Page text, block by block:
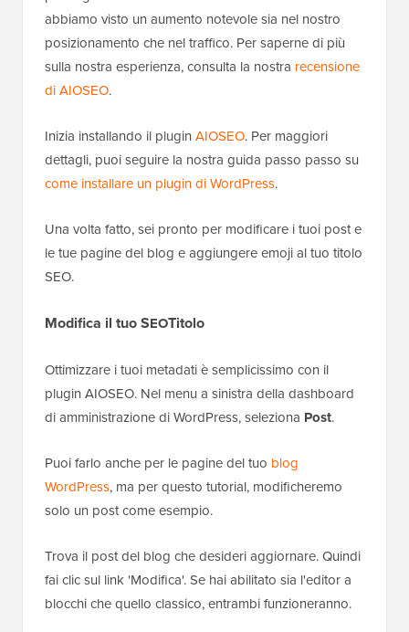
abbiamo visto un aumento notevole sia nel nostro
posizionamento che nel traffico. Per saperne di più
sulla nostra esperienza, consulta la nostra recensione
di AIOSEO.
Inizia installando il plugin AIOSEO. Per maggiori
dettagli, puoi seguire la nostra guida passo passo su
come installare un plugin di WordPress.
Una volta fatto, sei pronto per modificare i tuoi post e
le tue pagine del blog e aggiungere emoji al tuo titolo
SEO.
Modifica il tuo SEOTitolo
Ottimizzare i tuoi metadati è semplicissimo con il
plugin AIOSEO. Nel menu a sinistra della dashboard
di amministrazione di WordPress, seleziona Post.
Puoi farlo anche per le pagine del tuo blog
WordPress, ma per questo tutorial, modificheremo
solo un post come esempio.
Trova il post del blog che desideri aggiornare. Quindi
fai clic sul link 'Modifica'. Se hai abilitato sia l'editor a
blocchi che quello classico, entrambi funzioneranno.